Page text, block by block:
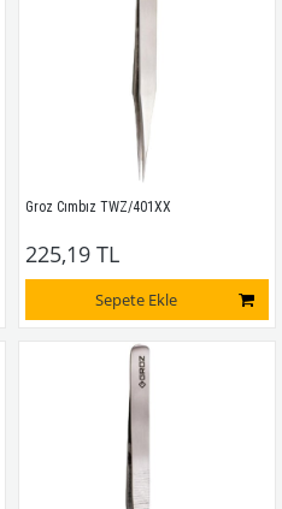
Groz Cımbız TWZ/401XX
225,19 TL
Sepete Ekle